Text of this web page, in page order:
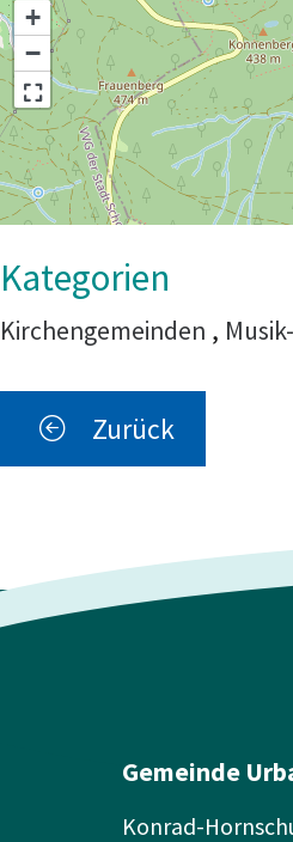
+
−
Kirchengemeinden ,
Zurück
Gemeinde
Konrad-